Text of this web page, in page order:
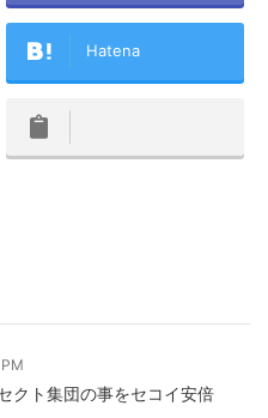
Hatena
クト集団の事をセコイ安倍